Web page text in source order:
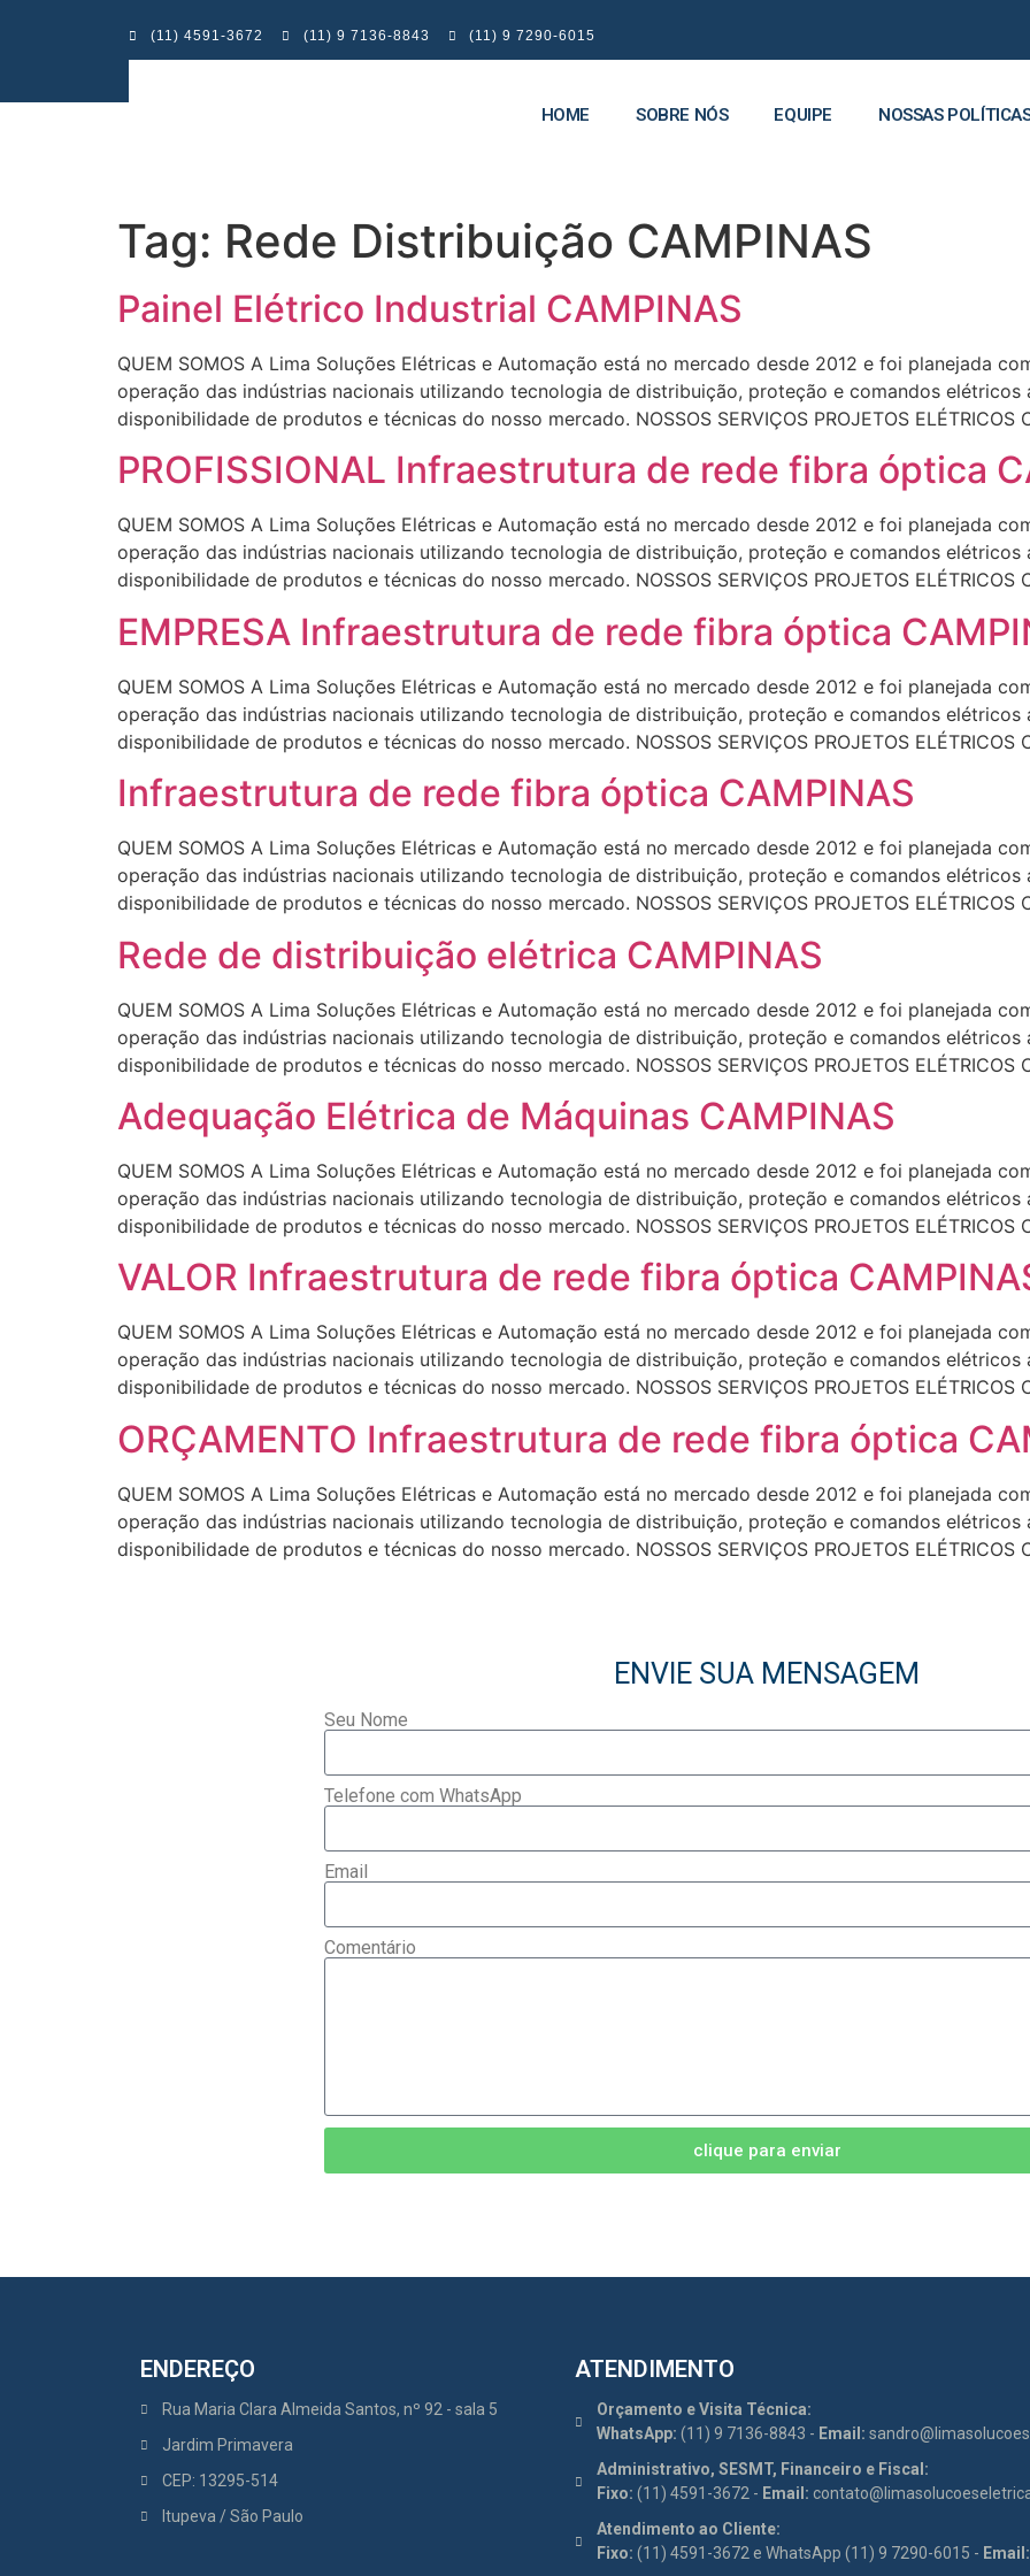
(11) 4591-3672 (11) 9 7136-8843 (11) 9 7290-6015
HOME SOBRE NÓS EQUIPE NOSSAS
Tag: Rede Distribuição CAMPINAS
Painel Elétrico Industrial CAMPINAS
QUEM SOMOS A Lima Soluções Elétricas e Automação está no mercado desde 2012 e foi planejada
operação das indústrias nacionais utilizando tecnologia de distribuição, proteção e comandos
disponibilidade de produtos e técnicas do nosso mercado. NOSSOS SERVIÇOS PROJETOS ELÉTRICOS
PROFISSIONAL Infraestrutura de rede fibra óptica
QUEM SOMOS A Lima Soluções Elétricas e Automação está no mercado desde 2012 e foi planejada
operação das indústrias nacionais utilizando tecnologia de distribuição, proteção e comandos
disponibilidade de produtos e técnicas do nosso mercado. NOSSOS SERVIÇOS PROJETOS ELÉTRICOS
EMPRESA Infraestrutura de rede fibra óptica
QUEM SOMOS A Lima Soluções Elétricas e Automação está no mercado desde 2012 e foi planejada
operação das indústrias nacionais utilizando tecnologia de distribuição, proteção e comandos
disponibilidade de produtos e técnicas do nosso mercado. NOSSOS SERVIÇOS PROJETOS ELÉTRICOS
Infraestrutura de rede fibra óptica CAMPINAS
QUEM SOMOS A Lima Soluções Elétricas e Automação está no mercado desde 2012 e foi planejada
operação das indústrias nacionais utilizando tecnologia de distribuição, proteção e comandos
disponibilidade de produtos e técnicas do nosso mercado. NOSSOS SERVIÇOS PROJETOS ELÉTRICOS
Rede de distribuição elétrica CAMPINAS
QUEM SOMOS A Lima Soluções Elétricas e Automação está no mercado desde 2012 e foi planejada
operação das indústrias nacionais utilizando tecnologia de distribuição, proteção e comandos
disponibilidade de produtos e técnicas do nosso mercado. NOSSOS SERVIÇOS PROJETOS ELÉTRICOS
Adequação Elétrica de Máquinas CAMPINAS
QUEM SOMOS A Lima Soluções Elétricas e Automação está no mercado desde 2012 e foi planejada
operação das indústrias nacionais utilizando tecnologia de distribuição, proteção e comandos
disponibilidade de produtos e técnicas do nosso mercado. NOSSOS SERVIÇOS PROJETOS ELÉTRICOS
VALOR Infraestrutura de rede fibra óptica
QUEM SOMOS A Lima Soluções Elétricas e Automação está no mercado desde 2012 e foi planejada
operação das indústrias nacionais utilizando tecnologia de distribuição, proteção e comandos
disponibilidade de produtos e técnicas do nosso mercado. NOSSOS SERVIÇOS PROJETOS ELÉTRICOS
ORÇAMENTO Infraestrutura de rede fibra óptica
QUEM SOMOS A Lima Soluções Elétricas e Automação está no mercado desde 2012 e foi planejada
operação das indústrias nacionais utilizando tecnologia de distribuição, proteção e comandos
disponibilidade de produtos e técnicas do nosso mercado. NOSSOS SERVIÇOS PROJETOS ELÉTRICOS
ENVIE SUA MENSAGEM
Seu Nome
Telefone com WhatsApp
Email
Comentário
clique para enviar
ENDEREÇO
Rua Maria Clara Almeida Santos, nº 92 - sala 5
Jardim Primavera
CEP: 13295-514
Itupeva / São Paulo
ATENDIMENTO
Orçamento e Visita Técnica:
WhatsApp: (11) 9 7136-8843 - Email:
Administrativo, SESMT, Financeiro e Fiscal:
Fixo: (11) 4591-3672 - Email:
Atendimento ao Cliente:
Fixo: (11) 4591-3672 e WhatsApp (11) 9 7290-6015 - Email: